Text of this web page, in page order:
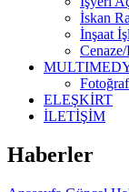
İskan
İnşaat
ELEŞKİRT
İLETİŞİM
Haberler